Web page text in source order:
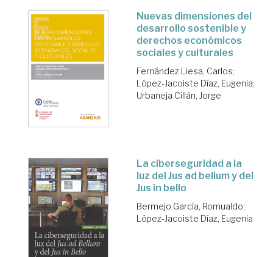
Nuevas dimensiones del
desarrollo sostenible y
derechos económicos
sociales y culturales
Fernández Liesa, Carlos;
López-Jacoiste Díaz, Eugenia;
Urbaneja Cillán, Jorge
La ciberseguridad a la
luz del Jus ad bellum y del
Jus in bello
Bermejo García, Romualdo;
López-Jacoiste Díaz, Eugenia